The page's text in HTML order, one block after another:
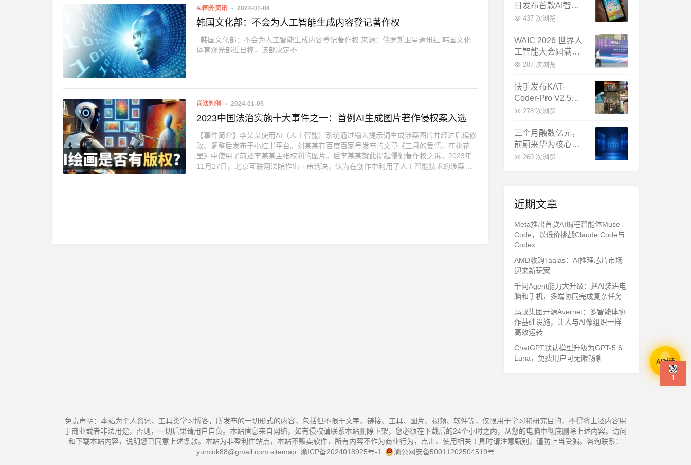
AI国外资讯 2024-01-08
韩国文化部：不会为人工智能生成内容登记著作权
韩国文化部：不会为人工智能生成内容登记著作权 来源：俄罗斯卫星通讯社 韩国文化
体育观光部近日称，该部决定不 ...
司法判例 2024-01-05
2023中国法治实施十大事件之一：首例AI生成图片著作侵权案入选
【事件简介】李某某使用AI（人工智能）系统通过输入提示词生成涉案图片并经过后续修
改、调整后发布于小红书平台。刘某某在百度百家号发布的文章《三月的爱情，在桃花
里》中使用了前述李某某主张权利的图片。后李某某就此提起侵犯著作权之诉。2023年
11月27日，北京互联网法院作出一审判决，认为在创作中利用了人工智能技术的涉案图
日发布首款AI智能
体终端：大模型公
437 次浏览
WAIC 2026 世界人
工智能大会圆满闭
幕：多项重磅成果
球AI合作新中心
287 次浏览
快手发布KAT-
Coder-Pro V2.5：
首个能端到端跑通
编程模型
278 次浏览
三个月融数亿元，
前蔚来华为核心成
员联手创立日冕开
260 次浏览
近期文章
Meta推出首款AI编程智能体Muse
Code，以低价挑战Claude Code与
Codex
AMD收购Taalas：AI推理芯片市场
迎来新玩家
千问Agent能力大升级：把AI装进电
脑和手机，多端协同完成复杂任务
蚂蚁集团开源Avernet：多智能体协
作基础设施，让人与AI像组织一样
高效运转
ChatGPT默认模型升级为GPT-5.6
Luna，免费用户可无限畅聊
免责声明：本站为个人资讯、工具类学习博客，所发布的一切形式的内容，包括但不限于文字、链接、工具、图片、视频、软件等，仅限用于学习和研究目的，不得将上述内容用
于商业或者非法用途，否则，一切后果请用户自负。本站信息来自网络，如有侵权请联系本站删除下架，您必须在下载后的24个小时之内，从您的电脑中彻底删除上述内容。访问
和下载本站内容，说明您已同意上述条款。本站为非盈利性站点，本站不贩卖软件，所有内容不作为商业行为，点击、使用相关工具时请注意甄别，谨防上当受骗。咨询联系：
yumiok88@gmail.com sitemap 渝ICP备2024018925号-1 渝公网安备50011202504519号
1
AI对话